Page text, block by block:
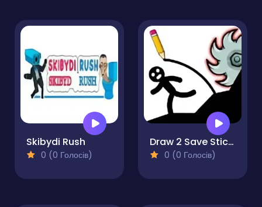
Skibydi Rush
0 (0 Голосів)
Draw 2 Save Stickman Puzzle
0 (0 Голосів)